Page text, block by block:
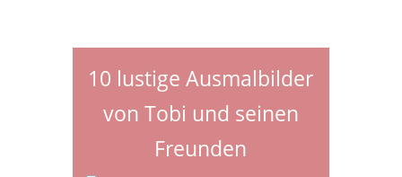
10 lustige Ausmalbilder
von Tobi und seinen
Freunden